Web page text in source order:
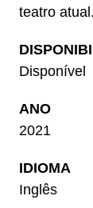
teatro
Disponível
ANO
2021
IDIOMA
Inglês